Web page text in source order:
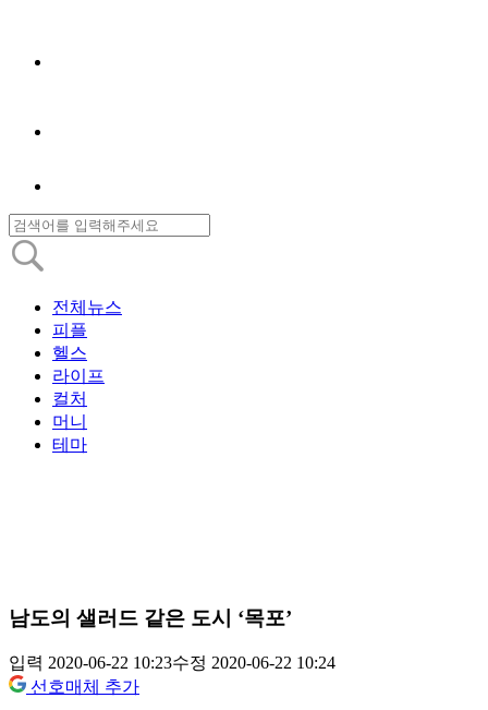
전체뉴스
피플
헬스
라이프
컬처
머니
테마
남도의 샐러드 같은 도시 ‘목포’
입력 2020-06-22 10:23수정 2020-06-22 10:24
선호매체 추가